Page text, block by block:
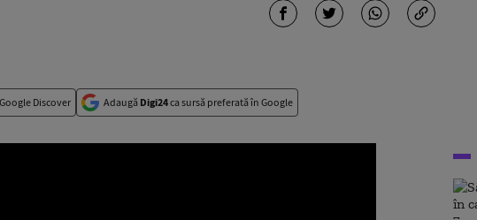
Discover Adaugă Digi24ca sursă preferată în Google